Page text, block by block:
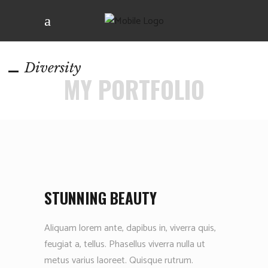
Diversity
MY PORTFOLIO
STUNNING BEAUTY
Aliquam lorem ante, dapibus in, viverra quis,
feugiat a, tellus. Phasellus viverra nulla ut
metus varius laoreet. Quisque rutrum.